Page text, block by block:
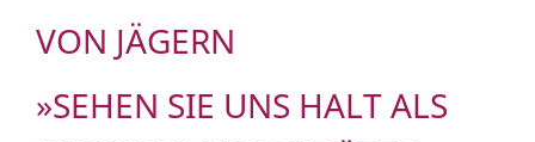
VON JÄGERN
»SEHEN SIE UNS HALT ALS